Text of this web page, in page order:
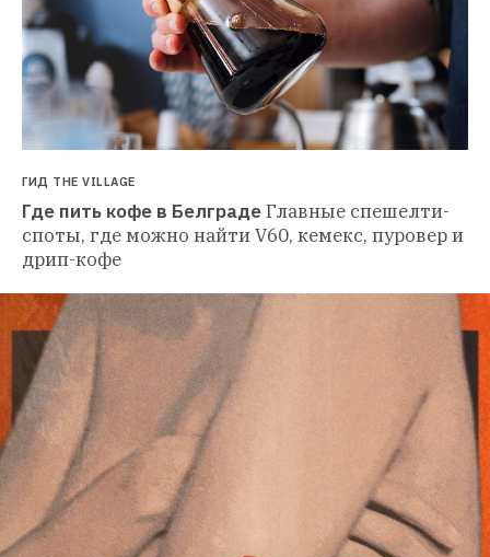
ГИД THE VILLAGE
Где пить кофе в БелградеГлавные спешелти-
споты, где можно найти V60, кемекс, пуровер и
дрип-кофе